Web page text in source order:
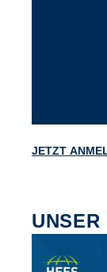
JETZT
UNSER